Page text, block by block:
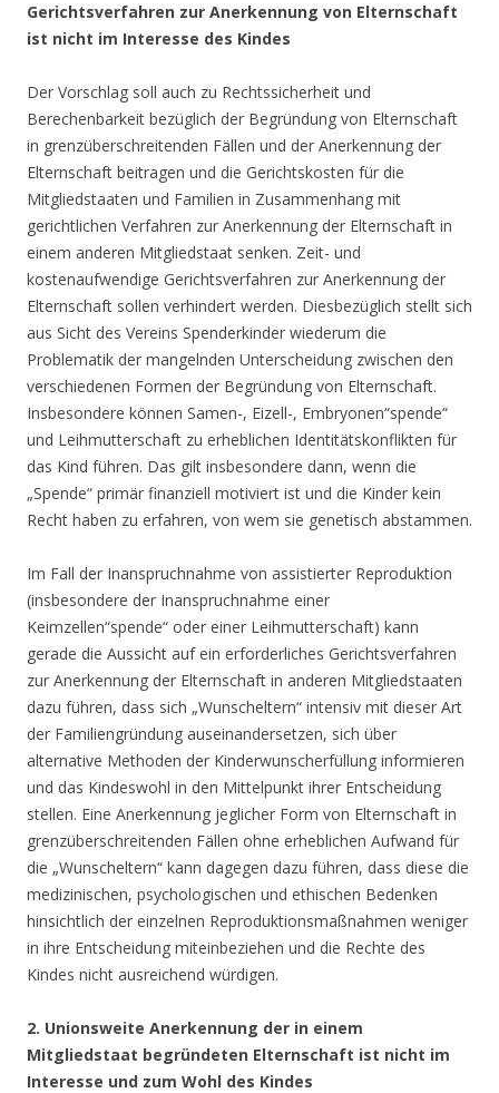
Gerichtsverfahren zur Anerkennung von Elternschaft
ist nicht im Interesse des Kindes
Der Vorschlag soll auch zu Rechtssicherheit und
Berechenbarkeit bezüglich der Begründung von Elternschaft
in grenzüberschreitenden Fällen und der Anerkennung der
Elternschaft beitragen und die Gerichtskosten für die
Mitgliedstaaten und Familien in Zusammenhang mit
gerichtlichen Verfahren zur Anerkennung der Elternschaft in
einem anderen Mitgliedstaat senken. Zeit- und
kostenaufwendige Gerichtsverfahren zur Anerkennung der
Elternschaft sollen verhindert werden. Diesbezüglich stellt sich
aus Sicht des Vereins Spenderkinder wiederum die
Problematik der mangelnden Unterscheidung zwischen den
verschiedenen Formen der Begründung von Elternschaft.
Insbesondere können Samen-, Eizell-, Embryonen“spende“
und Leihmutterschaft zu erheblichen Identitätskonflikten für
das Kind führen. Das gilt insbesondere dann, wenn die
„Spende“ primär finanziell motiviert ist und die Kinder kein
Recht haben zu erfahren, von wem sie genetisch abstammen.
Im Fall der Inanspruchnahme von assistierter Reproduktion
(insbesondere der Inanspruchnahme einer
Keimzellen“spende“ oder einer Leihmutterschaft) kann
gerade die Aussicht auf ein erforderliches Gerichtsverfahren
zur Anerkennung der Elternschaft in anderen Mitgliedstaaten
dazu führen, dass sich „Wunscheltern“ intensiv mit dieser Art
der Familiengründung auseinandersetzen, sich über
alternative Methoden der Kinderwunscherfüllung informieren
und das Kindeswohl in den Mittelpunkt ihrer Entscheidung
stellen. Eine Anerkennung jeglicher Form von Elternschaft in
grenzüberschreitenden Fällen ohne erheblichen Aufwand für
die „Wunscheltern“ kann dagegen dazu führen, dass diese die
medizinischen, psychologischen und ethischen Bedenken
hinsichtlich der einzelnen Reproduktionsmaßnahmen weniger
in ihre Entscheidung miteinbeziehen und die Rechte des
Kindes nicht ausreichend würdigen.
2. Unionsweite Anerkennung der in einem
Mitgliedstaat begründeten Elternschaft ist nicht im
Interesse und zum Wohl des Kindes